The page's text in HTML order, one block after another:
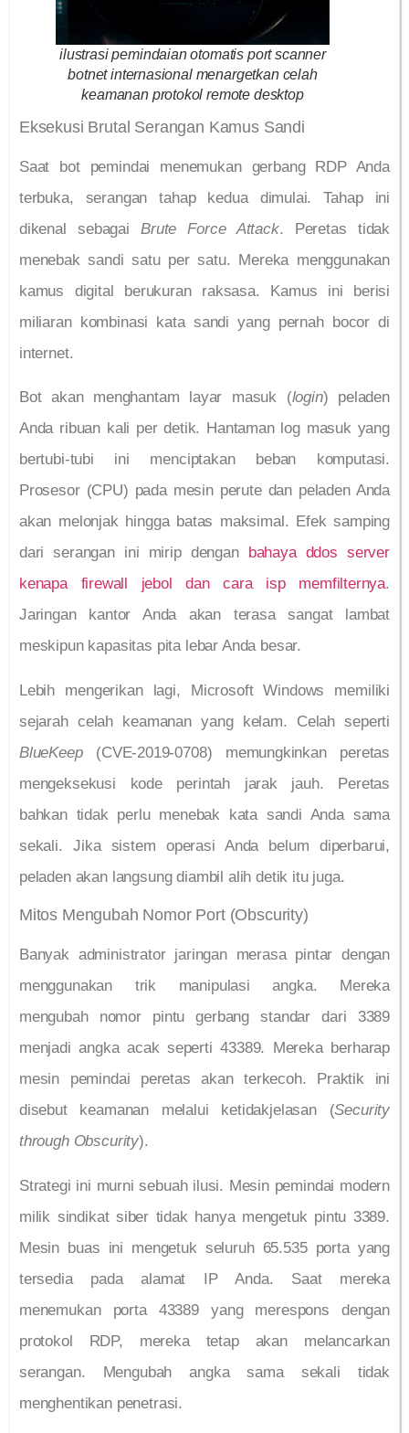
ilustrasi pemindaian otomatis port scanner
botnet internasional menargetkan celah
keamanan protokol remote desktop
Eksekusi Brutal Serangan Kamus Sandi
Saat bot pemindai menemukan gerbang RDP Anda
terbuka, serangan tahap kedua dimulai. Tahap ini
dikenal sebagaiBrute Force Attack. Peretas tidak
menebak sandi satu per satu. Mereka menggunakan
kamus digital berukuran raksasa. Kamus ini berisi
miliaran kombinasi kata sandi yang pernah bocor di
internet.
Bot akan menghantam layar masuk (login) peladen
Anda ribuan kali per detik. Hantaman log masuk yang
bertubi-tubi ini menciptakan beban komputasi.
Prosesor (CPU) pada mesin perute dan peladen Anda
akan melonjak hingga batas maksimal. Efek samping
dari serangan ini mirip dengan
bahaya ddos server
kenapa firewall jebol dan cara isp memfilternya.
Jaringan kantor Anda akan terasa sangat lambat
meskipun kapasitas pita lebar Anda besar.
Lebih mengerikan lagi, Microsoft Windows memiliki
sejarah celah keamanan yang kelam. Celah seperti
BlueKeep(CVE-2019-0708) memungkinkan peretas
mengeksekusi kode perintah jarak jauh. Peretas
bahkan tidak perlu menebak kata sandi Anda sama
sekali. Jika sistem operasi Anda belum diperbarui,
peladen akan langsung diambil alih detik itu juga.
Mitos Mengubah Nomor Port (Obscurity)
Banyak administrator jaringan merasa pintar dengan
menggunakan trik manipulasi angka. Mereka
mengubah nomor pintu gerbang standar dari 3389
menjadi angka acak seperti 43389. Mereka berharap
mesin pemindai peretas akan terkecoh. Praktik ini
disebut keamanan melalui ketidakjelasan (Security
through Obscurity).
Strategi ini murni sebuah ilusi. Mesin pemindai modern
milik sindikat siber tidak hanya mengetuk pintu 3389.
Mesin buas ini mengetuk seluruh 65.535 porta yang
tersedia pada alamat IP Anda. Saat mereka
menemukan porta 43389 yang merespons dengan
protokol RDP, mereka tetap akan melancarkan
serangan. Mengubah angka sama sekali tidak
menghentikan penetrasi.